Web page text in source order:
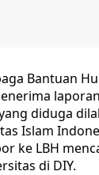
Bantuan
diduga
Islam
ke LBH
di DIY.